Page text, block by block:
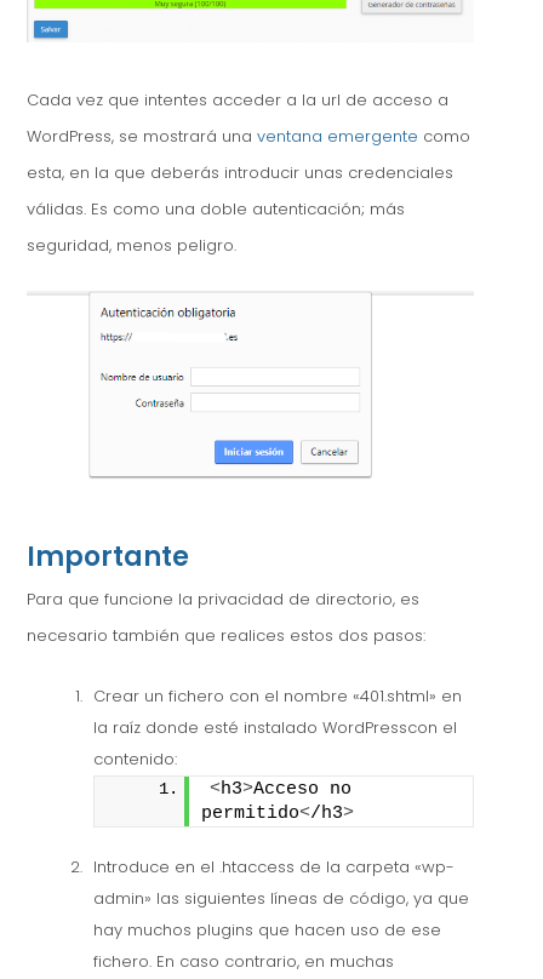
Cada vez que intentes acceder a la url de acceso a
WordPress, se mostrará unaventana emergente como
esta, en la que deberás introducir unas credenciales
válidas. Es como una doble autenticación; más
seguridad, menos peligro.
Importante
Para que funcione la privacidad de directorio, es
necesario también que realices estos dos pasos:
Crear un fichero con el nombre «401.shtml» en
la raíz donde esté instalado WordPresscon el
contenido:
<h3>Acceso no
permitido</h3>
Introduce en el .htaccess de la carpeta «wp-
admin» las siguientes líneas de código, ya que
hay muchos plugins que hacen uso de ese
fichero. En caso contrario, en muchas